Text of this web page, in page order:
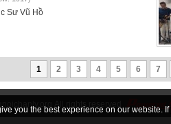
Sư Vũ Hồ
1 2 3 4 5 6 7
All rights reserved
you the best experience on our